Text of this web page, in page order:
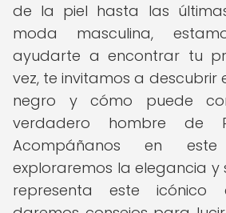
de la piel hasta las
moda masculina,
ayudarte a encontrar tu
vez, te invitamos a descubrir
negro y cómo puede
verdadero hombre de
Acompáñanos en
exploraremos la elegancia y
representa este